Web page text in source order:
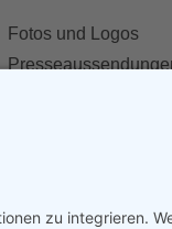
Fotos und Logos